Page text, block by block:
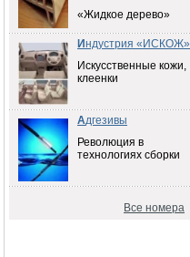
«Жидкое дерево»
Индустрия «ИСКОЖ»
Искусственные кожи,
клеенки
Адгезивы
Революция в
технологиях сборки
Все номера